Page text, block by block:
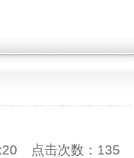
点击次数：135